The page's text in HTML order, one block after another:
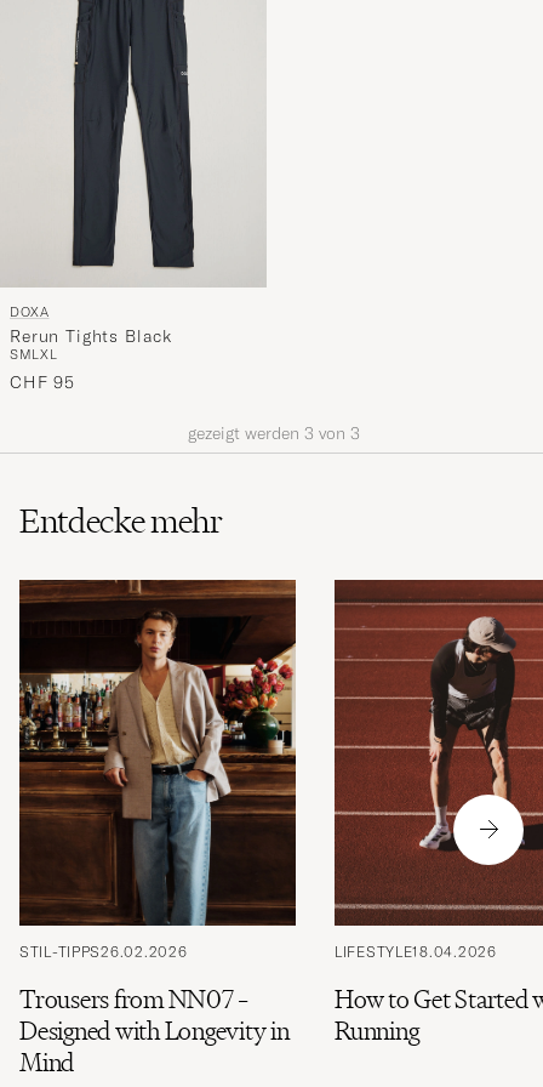
DOXA
Rerun Tights Black
SMLXL
CHF 95
gezeigt werden 3 von 3
Entdecke mehr
STIL-TIPPS26.02.2026
Trousers from NN07 –
Designed with Longevity in
Mind
LIFESTYLE18.04.2026
How to Get Started
Running